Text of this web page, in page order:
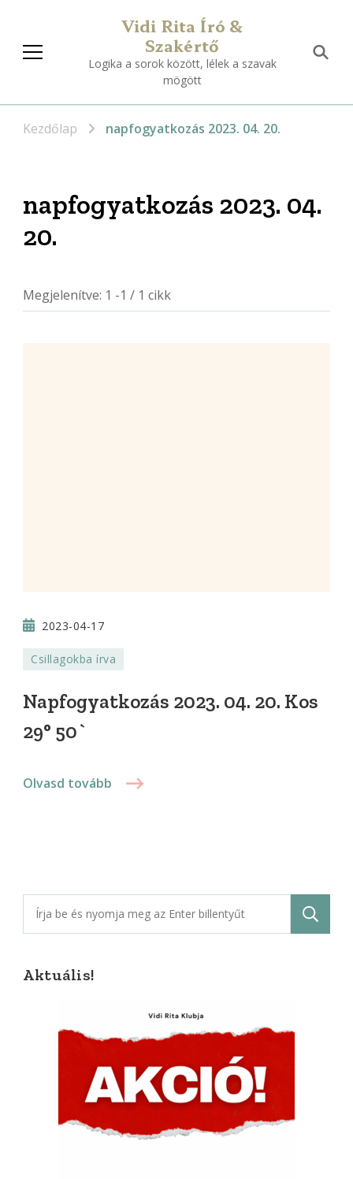
Vidi Rita Író &
Szakértő
Logika a sorok között, lélek a szavak
mögött
Kezdőlap napfogyatkozás 2023. 04. 20.
napfogyatkozás 2023. 04.
20.
Megjelenítve: 1 -1 / 1 cikk
2023-04-17
Csillagokba írva
Napfogyatkozás 2023. 04. 20. Kos
29° 50`
Olvasd tovább
Keresés:
Aktuális!